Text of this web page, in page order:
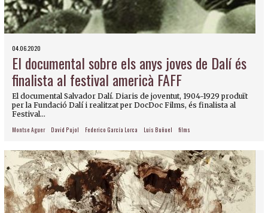
04.06.2020
El documental sobre els anys joves de Dalí és
finalista al festival americà FAFF
El documental Salvador Dalí. Diaris de joventut, 1904-1929 produït
per la Fundació Dalí i realitzat per DocDoc Films, és finalista al
Festival...
Montse Aguer David Pujol Federico García Lorca Luis Buñuel films